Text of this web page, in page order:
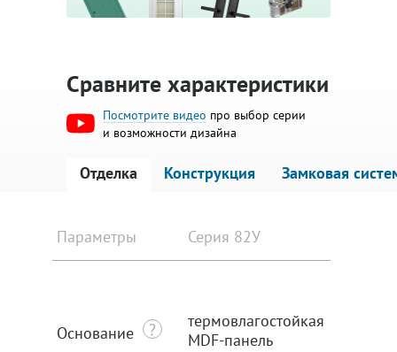
Сравните характеристики
Посмотрите видео про выбор серии
и возможности дизайна
Отделка Конструкция Замковая
Параметры
Основание
Серия 82У
термовлагостойкая
MDF-панель